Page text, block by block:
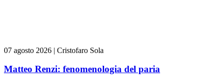
07 agosto 2026 | Cristofaro Sola
Matteo Renzi: fenomenologia del paria